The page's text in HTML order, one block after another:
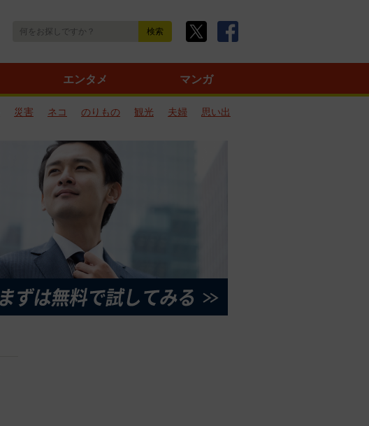
エンタメ マンガ
災害 ネコ のりもの 観光 夫婦
思い出